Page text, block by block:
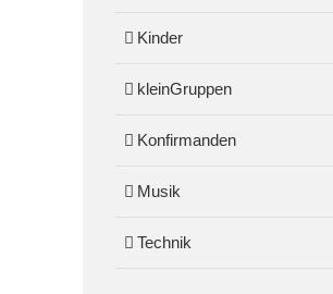
Kinder
kleinGruppen
Konfirmanden
Musik
Technik